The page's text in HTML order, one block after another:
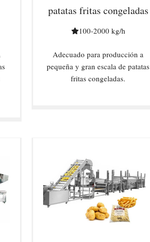
patatas fritas congeladas
100-2000 kg/h
Adecuado para producción a
pequeña y gran escala de patatas
fritas congeladas.